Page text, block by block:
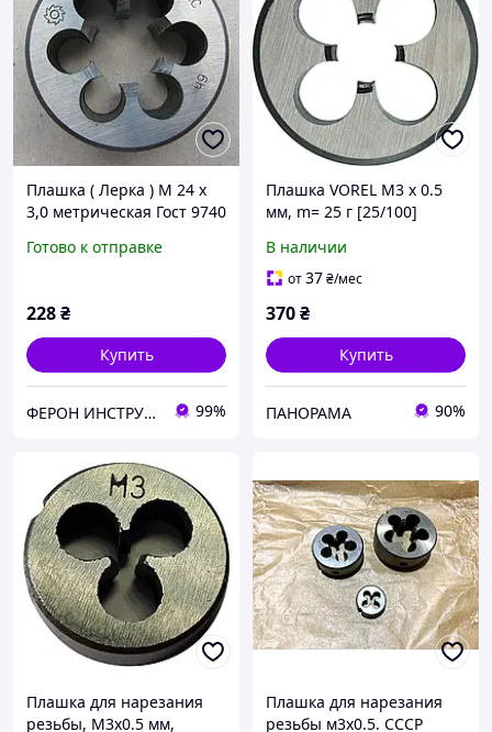
Плашка ( Лерка ) М 24 х
3,0 метрическая Гост 9740
Готово к отправке
228₴
Купить
ФЕРОН ИНСТРУМЕНТ 99%
Плашка VOREL М3 х 0.5
мм, m= 25 г [25/100]
В наличии
от37₴/мес
370₴
Купить
ПАНОРАМА 90%
Плашка для нарезания
резьбы, М3х0.5 мм,
Плашка для нарезания
резьбы м3х0.5. СССР